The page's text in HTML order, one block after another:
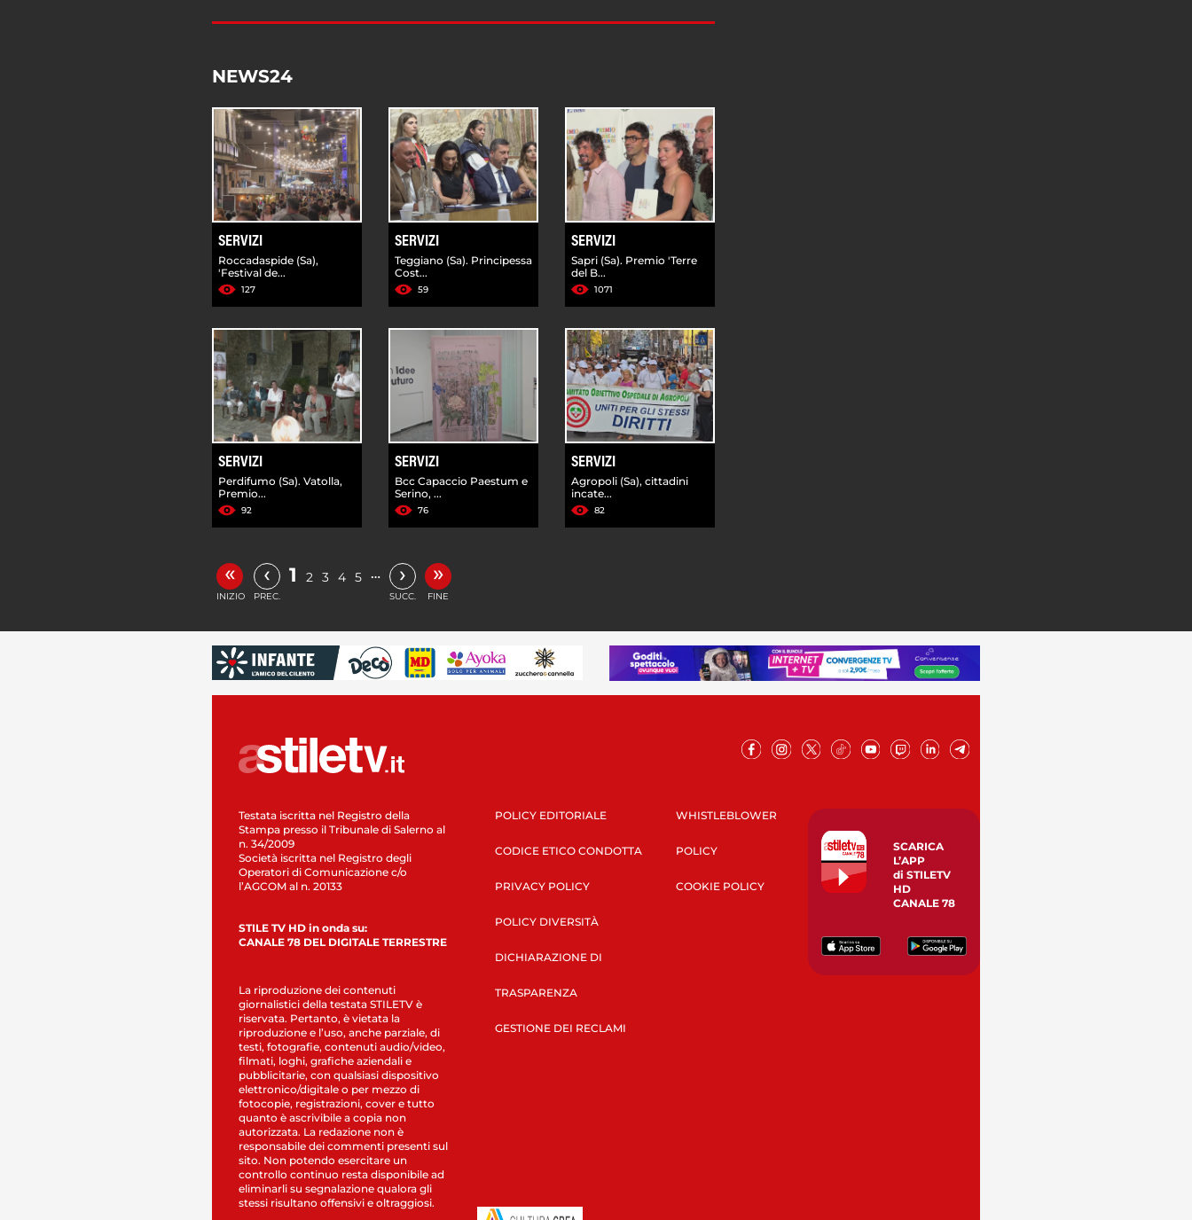
NEWS24
SERVIZI
Roccadaspide (Sa),
'Festival de...
127
SERVIZI
Teggiano (Sa). Principessa
Cost...
59
SERVIZI
Sapri (Sa). Premio 'Terre
del B...
1071
SERVIZI
Perdifumo (Sa). Vatolla,
Premio...
92
SERVIZI
Bcc Capaccio Paestum e
Serino, ...
76
SERVIZI
Agropoli (Sa), cittadini
incate...
82
«
INIZIO
‹
PREC.
1 2 3 4 5 … ›
SUCC.
»
FINE
Testata iscritta nel Registro della
Stampa presso il Tribunale di Salerno al
n. 34/2009
Società iscritta nel Registro degli
Operatori di Comunicazione c/o
l’AGCOM al n. 20133
STILE TV HD in onda su:
CANALE 78 DEL DIGITALE TERRESTRE
La riproduzione dei contenuti
giornalistici della testata STILETV è
riservata. Pertanto, è vietata la
riproduzione e l’uso, anche parziale, di
testi, fotografie, contenuti audio/video,
filmati, loghi, grafiche aziendali e
pubblicitarie, con qualsiasi dispositivo
elettronico/digitale o per mezzo di
fotocopie, registrazioni, cover e tutto
quanto è ascrivibile a copia non
autorizzata. La redazione non è
responsabile dei commenti presenti sul
sito. Non potendo esercitare un
controllo continuo resta disponibile ad
eliminarli su segnalazione qualora gli
stessi risultano offensivi e oltraggiosi.
POLICY EDITORIALE
CODICE ETICO CONDOTTA
PRIVACY POLICY
POLICY DIVERSITÀ
DICHIARAZIONE DI
TRASPARENZA
GESTIONE DEI RECLAMI
WHISTLEBLOWER
POLICY
COOKIE POLICY
SCARICA
L’APP
di STILETV
HD
CANALE 78